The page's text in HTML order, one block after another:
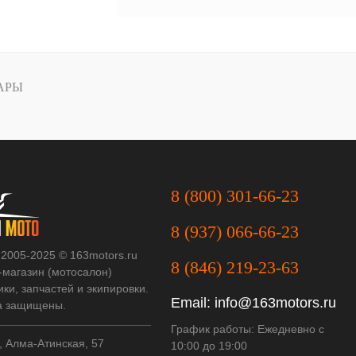
2025 © 163motors.ru
(мотосалон)
запчастей и экипировки.
защищены.
Алма-Атинская, 57
8 (800) 301-66-23
8 (937) 066-66-23
8 (846) 219-23-63
Email: info@163motors.ru
График работы: Ежедневно с
10:00 до 19:00